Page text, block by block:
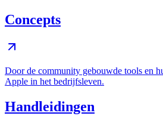
Concepts
Door de community gebouwde tools en
Apple in het bedrijfsleven.
Handleidingen